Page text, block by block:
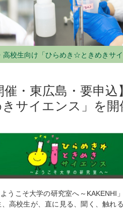
高校生向け「ひらめき☆ときめきサ
催・東広島・要申
サイエンス」を開
うこそ大学の研究室へ～KAKENHI
高校生が、直に見る、聞く、触れ